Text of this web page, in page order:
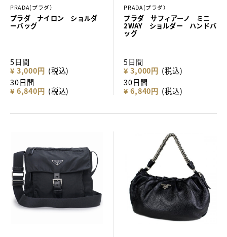
PRADA(プラダ）
プラダ ナイロン ショルダ
ーバッグ
5日間
¥ 3,000円 (税込)
30日間
¥ 6,840円 (税込)
PRADA(プラダ）
プラダ サフィアーノ ミニ
2WAY ショルダー ハンドバ
ッグ
5日間
¥ 3,000円 (税込)
30日間
¥ 6,840円 (税込)